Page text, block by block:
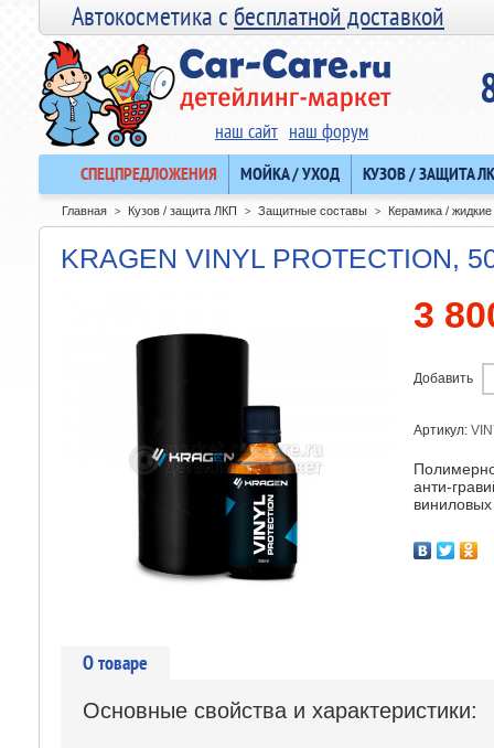
Автокосметика сбесплатной доставкой
наш сайт наш форум
СПЕЦПРЕДЛОЖЕНИЯ МОЙКА / УХОД КУЗОВ / ЗАЩИТА
Главная > Кузов / защита ЛКП > Защитные составы > Керамика /
KRAGEN VINYL PROTECTION,
3
Добавить
Артикул:
анти-
О товаре
Основные свойства и характеристики: